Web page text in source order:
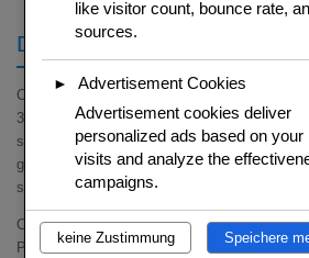
Duenne Crepes backen
Crepe-Teig (Mehl, Ei, Milch, Butter, Prise
30 Minuten ruhen lassen. In einer heissen,
sehr duenne Pfannkuchen backen – den Teig
gleichmaessige Verteilung. Pro Seite60-90
stapeln.
Orangenbutter: Butter, Zucker, Orangenzeste
Pfanne schmelzen und leicht karamellisieren.
like visitor count, bounce rate,
sources.
►
Advertisement Cookies
Advertisement cookies deliver
personalized ads based on your
visits and analyze the
campaigns.
keine Zustimmung Speichere